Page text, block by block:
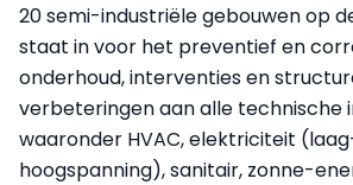
20 semi-industriële gebouwen op
staat in voor het preventief en
onderhoud, interventies en
verbeteringen aan alle technische
waaronder HVAC, elektriciteit
hoogspanning), sanitair, zonne-